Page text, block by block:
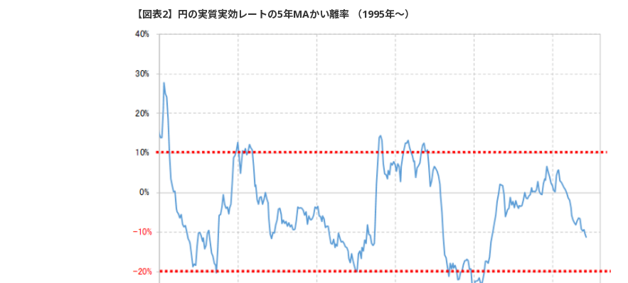
【図表2】円の実質実効レートの5年MAかい離率 （1995年～）